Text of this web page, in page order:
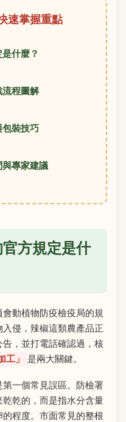
速掌握重點
什麼？
程圖解
裝技巧
專家建議
方規定是什
動植物防疫檢疫局的規
侵，辣椒這類農產品正
，並打電話確認過，核
工」 是兩大關鍵。
一個常見誤區。防檢署
乾的，而是指水分含量
程度。市面常見的整根